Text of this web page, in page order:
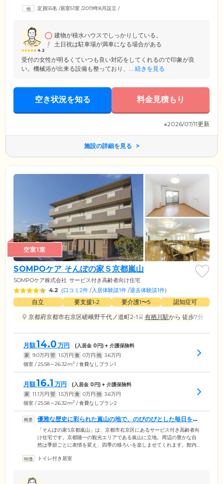
状況やご意向に沿ったオーダーメイドの介護サービスの提供が可能で
を整えています。
定員55名 /居室51室 /2019年8月設立 /
4.2
建物が積水ハウスでしっかりしている。
土日祝は駐車場が満車になる場合がある
受付の女性が明るくていつも良い対応をしてくれるので印象が良
い。機械浴が出来る設備も整っており、... 続きを見る
空き状況を知る 料金見積もり
※2026/07/11更新
施設の詳細を見る
空室1室
SOMPOケア そんぽの家Ｓ京都嵐山
SOMPOケア株式会社 サービス付き高齢者向け住宅
4.2 (口コミ2件 /入居体験談1件 /退去体験談1件)
自立 要支援1•2 要介護1〜5
認知症可
京都府京都市右京区嵯峨野千代ノ道町2-1
有栖川駅から 徒歩7分
月額14.0 万円 (入居金 0円) + 介護保険料
家 9.0万円 管 1.5万円 食 0万円 他 3.6万円
個室 / 25.58～26.32m2 / 食費なしプラン1
月額16.1 万円 (入居金 0円) + 介護保険料
家 11.1万円 管 1.5万円 食 0万円 他 3.6万円
個室 / 25.58～26.32m2 / 食費なしプラン2
優雅な歴史に彩られた嵐山の地で、のびのびとした毎日をお
楽しみください
「そんぽの家S京都嵐山」は、京都市右京区にあるサービス付き高齢者向
け住宅です。京都随一の観光エリアである嵐山に立地。周辺の豊かな自
然は季節ごとに表情を変え、四季の移ろいを楽しませてくれます。館内
60戸のお部屋にはトイレや洗面台、浴室、キッチン、ナースコールなど
トイレ付き居室